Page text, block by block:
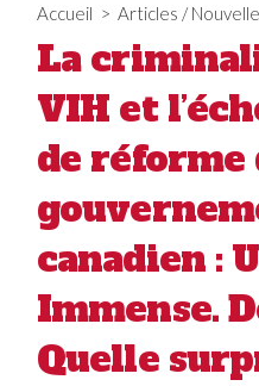
Accueil > Articles /
La
VIH et
de
canadien :
Immense.
Quelle